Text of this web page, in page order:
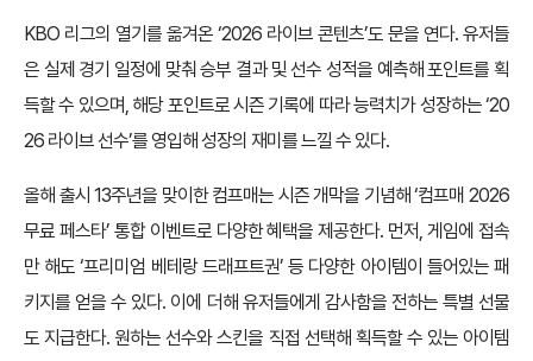
KBO 리그의 열기를 옮겨온 ‘2026 라이브 콘텐츠’도 문을 연다. 유저들
은 실제 경기 일정에 맞춰 승부 결과 및 선수 성적을 예측해 포인트를 획
득할 수 있으며, 해당 포인트로 시즌 기록에 따라 능력치가 성장하는 ‘20
26 라이브 선수’를 영입해 성장의 재미를 느낄 수 있다.
올해 출시 13주년을 맞이한 컴프매는 시즌 개막을 기념해 ‘컴프매 2026
무료 페스타’ 통합 이벤트로 다양한 혜택을 제공한다. 먼저, 게임에 접속
만 해도 ‘프리미엄 베테랑 드래프트권’ 등 다양한 아이템이 들어있는 패
키지를 얻을 수 있다. 이에 더해 유저들에게 감사함을 전하는 특별 선물
도 지급한다. 원하는 선수와 스킨을 직접 선택해 획득할 수 있는 아이템